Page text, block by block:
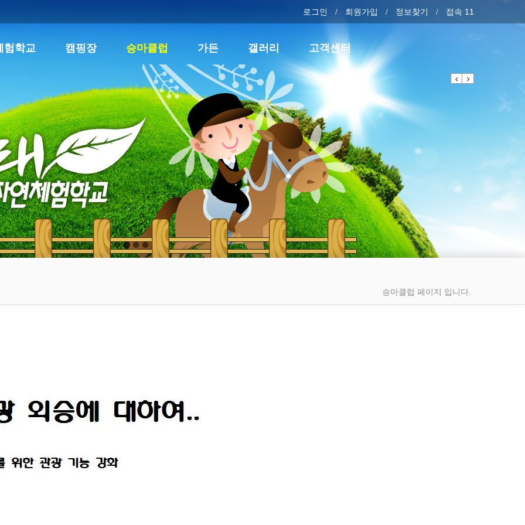
로그인 회원가입 정보찾기 접속 11
험학교 캠핑장 승마클럽 가든 갤러리 고객센터
Previous
Next
승마클럽 페이지 입니다.